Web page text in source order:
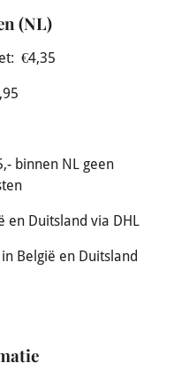
(NL)
€4,35
binnen NL geen
en Duitsland via DHL
België en Duitsland